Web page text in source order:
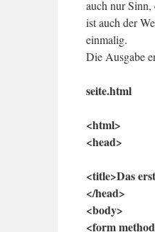
auch nur
ist auch der
einmalig.
Die Ausgabe
seite.html
<html>
<head>
<title>Das
</head>
<body>
<form